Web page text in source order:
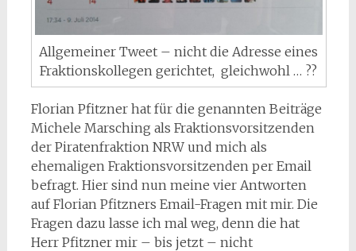
Allgemeiner Tweet – nicht die Adresse eines
Fraktionskollegen gerichtet, gleichwohl … ??
Florian Pfitzner hat für die genannten Beiträge
Michele Marsching als Fraktionsvorsitzenden
der Piratenfraktion NRW und mich als
ehemaligen Fraktionsvorsitzenden per Email
befragt. Hier sind nun meine vier Antworten
auf Florian Pfitzners Email-Fragen mit mir. Die
Fragen dazu lasse ich mal weg, denn die hat
Herr Pfitzner mir – bis jetzt – nicht